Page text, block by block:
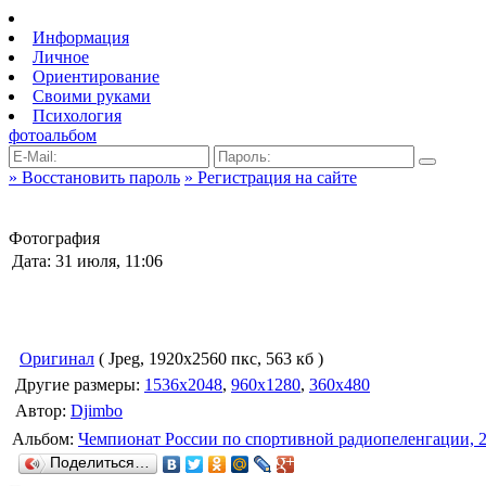
Информация
Личное
Ориентирование
Своими руками
Психология
фотоальбом
» Восстановить пароль » Регистрация на сайте
Фотография
Дата: 31 июля, 11:06
Оригинал ( Jpeg, 1920x2560 пкс, 563 кб )
Другие размеры: 1536x2048, 960x1280, 360x480
Автор: Djimbo
Альбом: Чемпионат России по спортивной радиопеленгации,
Поделиться…